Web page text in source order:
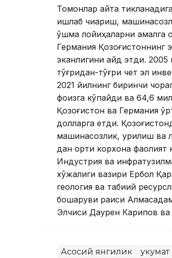
Томонлар қайта
ишлаб чиқариш,
қўшма лойиҳаларни амалга
Германия Қозоғистоннинг
эканлигини қайд этди.
тўғридан-тўғри чет эл
2021 йилнинг биринчи
фоизга кўпайди ва 64,6
Қозоғистон ва Германия
долларга етди.
машинасозлик, қурилиш ва
дан ортиқ корхона
Индустрия ва
хўжалиги вазири Ербол
геология ва табиий
бошқаруви раиси
Элчиси Даурен Карипов ва
Асосий янгилик Ҳукумат